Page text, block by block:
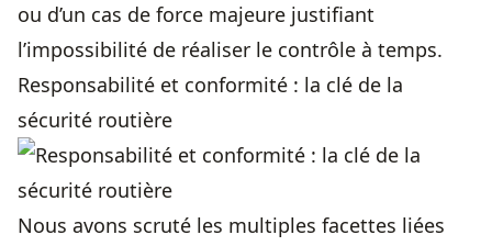
ou d’un cas de force majeure justifiant
l’impossibilité de réaliser le contrôle à temps.
Responsabilité et conformité : la clé de la
sécurité routière
Nous avons scruté les multiples facettes liées